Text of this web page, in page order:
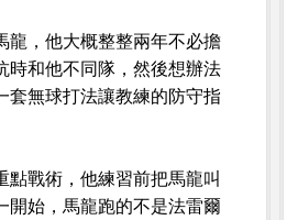
龍，他大概整整兩年不必擔
時和他不同隊，然後想辦法
套無球打法讓教練的防守指
戰術，他練習前把馬龍叫
開始，馬龍跑的不是法雷爾